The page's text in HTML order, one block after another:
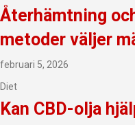
Återhämtning
metoder väljer
februari 5, 2026
Diet
Kan CBD-olja